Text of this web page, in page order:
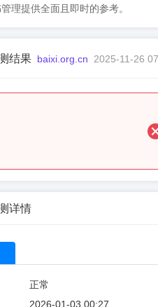
理提供全面且即时的参考。
结果 baixi.org.cn 2025-11-26
详情
正常
2026-01-03 00:27